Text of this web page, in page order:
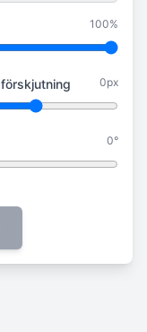
100%
0px
0°